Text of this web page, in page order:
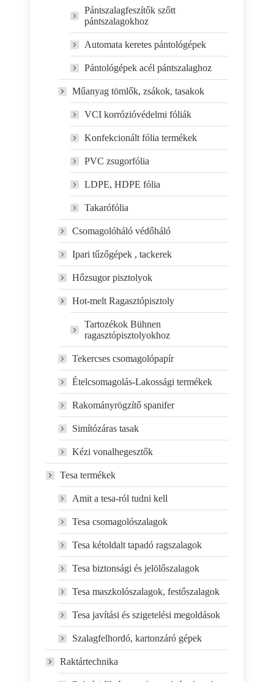
Pántszalagfeszítők szőtt
pántszalagokhoz
Automata keretes pántológépek
Pántológépek acél pántszalaghoz
Műanyag tömlők, zsákok, tasakok
VCI korrózióvédelmi fóliák
Konfekcionált fólia termékek
PVC zsugorfólia
LDPE, HDPE fólia
Takarófólia
Csomagolóháló védőháló
Ipari tűzőgépek , tackerek
Hőzsugor pisztolyok
Hot-melt Ragasztópisztoly
Tartozékok Bühnen
ragasztópisztolyokhoz
Tekercses csomagolópapír
Ételcsomagolás-Lakossági termékek
Rakományrögzítő spanifer
Simítózáras tasak
Kézi vonalhegesztők
Tesa termékek
Amit a tesa-ról tudni kell
Tesa csomagolószalagok
Tesa kétoldalt tapadó ragszalagok
Tesa biztonsági és jelölőszalagok
Tesa maszkolószalagok, festőszalagok
Tesa javítási és szigetelési megoldások
Szalagfelhordó, kartonzáró gépek
Raktártechnika